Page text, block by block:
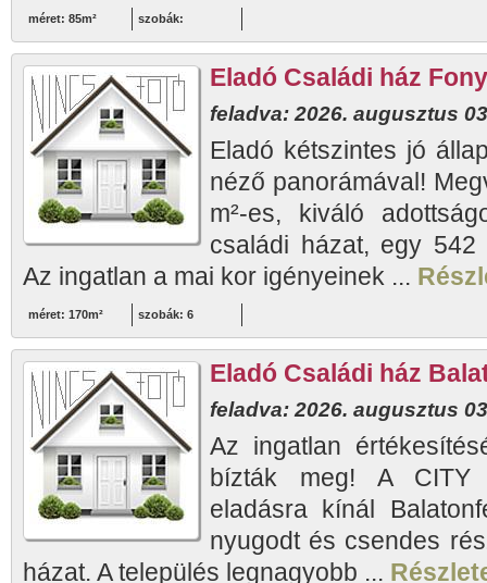
méret: 85m² szobák:
Eladó Családi ház
feladva: 2026. augusztus
Eladó kétszintes jó
néző panorámával!
m²-es, kiváló
családi házat, egy 542
Az ingatlan a mai kor igényeinek ...
méret: 170m² szobák: 6
Eladó Családi ház
feladva: 2026. augusztus
Az ingatlan
bízták meg! A CITY
eladásra kínál
nyugodt és csendes
házat. A település legnagyobb ...